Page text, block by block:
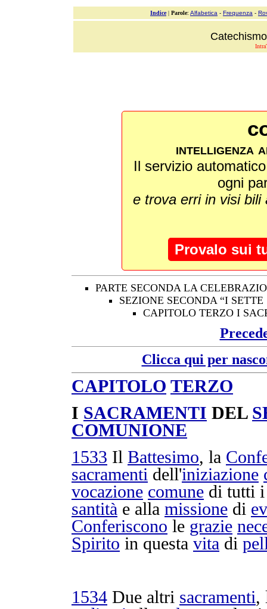
Indice| Parole: Alfabetica - Frequenza -
intelligenza
Il servizio
ogni
e trova erri in visi
Provalo sui
PARTE SECONDA LA
SEZIONE SECONDA “I
CAPITOLO TERZO I
Clicca qui per
CAPITOLO TERZO
I SACRAMENTI DEL
COMUNIONE
1533 Il Battesimo, la
sacramenti dell'iniziazione
vocazione comune di tutti
santità e alla missione di
Conferiscono le grazie
Spirito in questa vita di
1534 Due altri sacramenti,